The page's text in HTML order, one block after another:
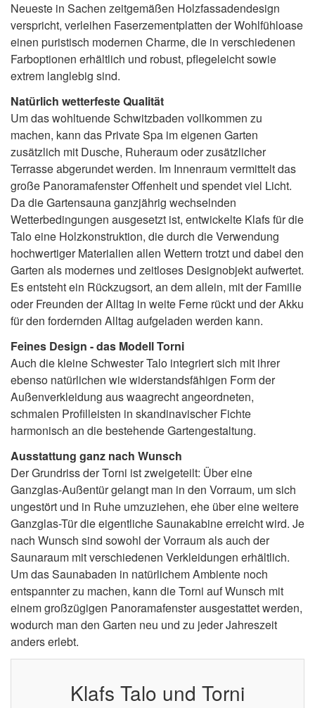
Neueste in Sachen zeitgemäßen Holzfassadendesign
verspricht, verleihen Faserzementplatten der Wohlfühloase
einen puristisch modernen Charme, die in verschiedenen
Farboptionen erhältlich und robust, pflegeleicht sowie
extrem langlebig sind.
Natürlich wetterfeste Qualität
Um das wohltuende Schwitzbaden vollkommen zu
machen, kann das Private Spa im eigenen Garten
zusätzlich mit Dusche, Ruheraum oder zusätzlicher
Terrasse abgerundet werden. Im Innenraum vermittelt das
große Panoramafenster Offenheit und spendet viel Licht.
Da die Gartensauna ganzjährig wechselnden
Wetterbedingungen ausgesetzt ist, entwickelte Klafs für die
Talo eine Holzkonstruktion, die durch die Verwendung
hochwertiger Materialien allen Wettern trotzt und dabei den
Garten als modernes und zeitloses Designobjekt aufwertet.
Es entsteht ein Rückzugsort, an dem allein, mit der Familie
oder Freunden der Alltag in weite Ferne rückt und der Akku
für den fordernden Alltag aufgeladen werden kann.
Feines Design - das Modell Torni
Auch die kleine Schwester Talo integriert sich mit ihrer
ebenso natürlichen wie widerstandsfähigen Form der
Außenverkleidung aus waagrecht angeordneten,
schmalen Profilleisten in skandinavischer Fichte
harmonisch an die bestehende Gartengestaltung.
Ausstattung ganz nach Wunsch
Der Grundriss der Torni ist zweigeteilt: Über eine
Ganzglas-Außentür gelangt man in den Vorraum, um sich
ungestört und in Ruhe umzuziehen, ehe über eine weitere
Ganzglas-Tür die eigentliche Saunakabine erreicht wird. Je
nach Wunsch sind sowohl der Vorraum als auch der
Saunaraum mit verschiedenen Verkleidungen erhältlich.
Um das Saunabaden in natürlichem Ambiente noch
entspannter zu machen, kann die Torni auf Wunsch mit
einem großzügigen Panoramafenster ausgestattet werden,
wodurch man den Garten neu und zu jeder Jahreszeit
anders erlebt.
Klafs Talo und Torni